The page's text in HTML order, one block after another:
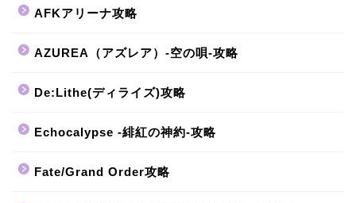
AFKアリーナ攻略
AZUREA（アズレア）-空の唄-攻略
De:Lithe(ディライズ)攻略
Echocalypse -緋紅の神約-攻略
Fate/Grand Order攻略